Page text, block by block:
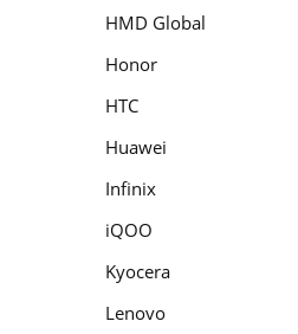
HMD Global
Honor
HTC
Huawei
Infinix
iQOO
Kyocera
Lenovo